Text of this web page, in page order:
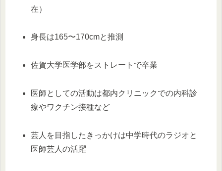
在）
身長は165〜170cmと推測
佐賀大学医学部をストレートで卒業
医師としての活動は都内クリニックでの内科診
療やワクチン接種など
芸人を目指したきっかけは中学時代のラジオと
医師芸人の活躍